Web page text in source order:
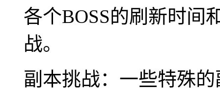
各个BOSS的刷新时间
战。
副本挑战：一些特殊